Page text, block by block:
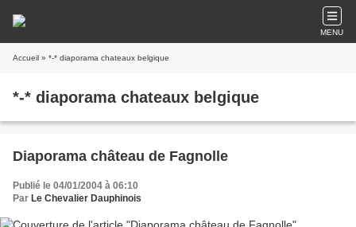
MENU
Accueil » *-* diaporama chateaux belgique
*-* diaporama chateaux belgique
Diaporama château de Fagnolle
Publié le 04/01/2004 à 06:10
Par Le Chevalier Dauphinois